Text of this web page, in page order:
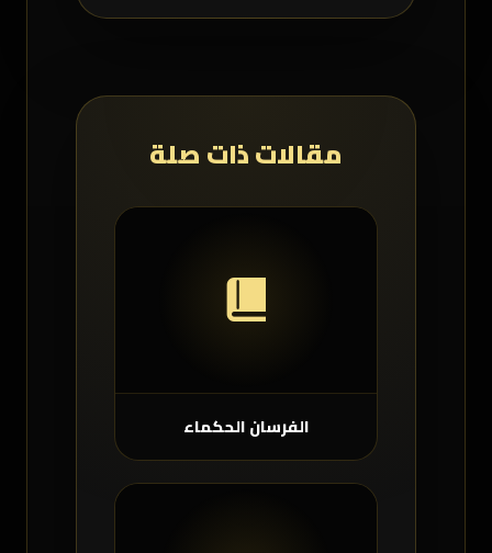
مقالات ذات صلة
الفرسان الحكماء